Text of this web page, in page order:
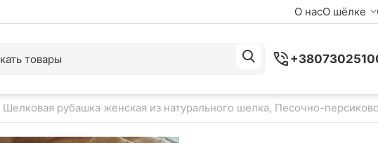
О насО шёлке
Шелковая рубашка женская из натурального шелка, Песочно-